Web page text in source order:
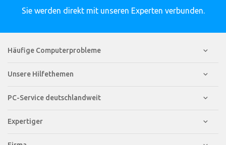
Sie werden direkt mit unseren Experten verbunden.
Häufige Computerprobleme
Unsere Hilfethemen
PC-Service deutschlandweit
Expertiger